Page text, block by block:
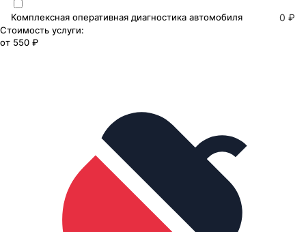
Комплексная оперативная диагностика автомобиля 0 ₽
Стоимость услуги:
от 550 ₽